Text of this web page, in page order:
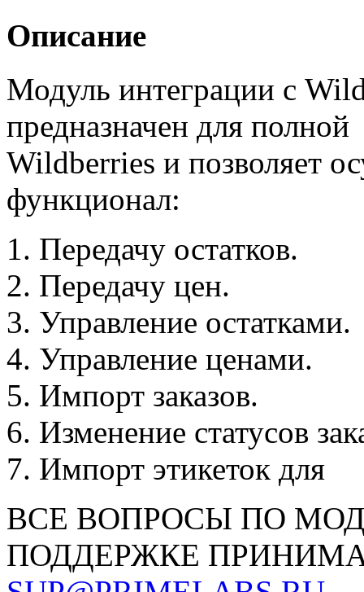
Описание
Модуль интеграции с
предназначен для
Wildberries и позволяет
функционал:
Передачу остатков.
Передачу цен.
Управление остатками.
Управление ценами.
Импорт заказов.
Изменение статусов
Импорт этикеток для
ВСЕ ВОПРОСЫ ПО
ПОДДЕРЖКЕ